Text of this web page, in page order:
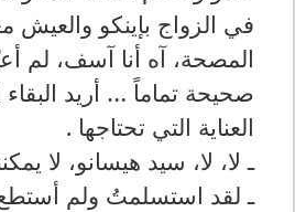
في الزواج بإينكو والعيش
المصحة، آه أنا آسف، لم
صحيحة تماماً … أريد البقاء
العناية التي تحتاجها .
ـ لا، لا، سيد هيسانو، لا
ـ لقد استسلمتُ ولم